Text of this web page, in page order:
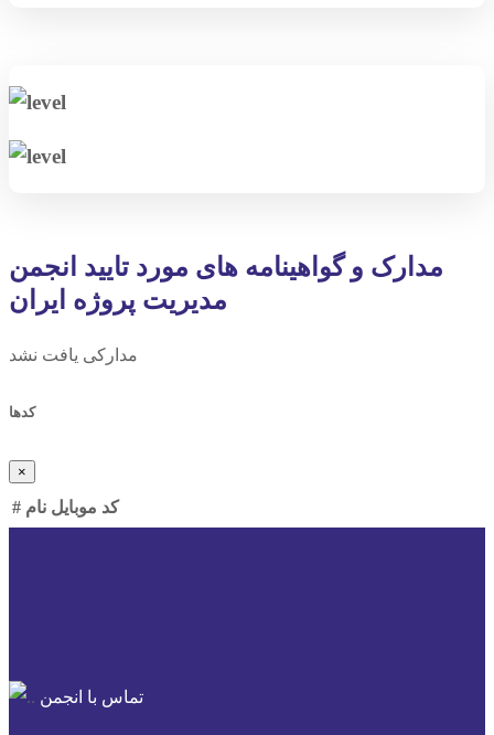
مدارک و گواهینامه های مورد تایید انجمن
مدیریت پروژه ایران
مدارکی یافت نشد
کدها
×
# نام موبایل کد
تماس با انجمن